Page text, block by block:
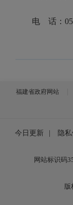
电 话：0591-
福建省政府网站
今日更新 隐
网站标识码